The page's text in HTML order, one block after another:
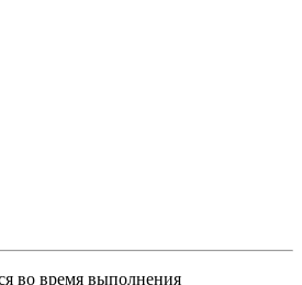
во время выполнения